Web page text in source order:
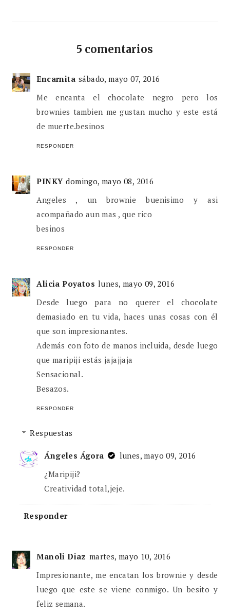
5 comentarios
Encarnita sábado, mayo 07, 2016
Me encanta el chocolate negro pero los
brownies tambien me gustan mucho y este está
de muerte.besinos
RESPONDER
PINKY domingo, mayo 08, 2016
Angeles , un brownie buenisimo y asi
acompañado aun mas , que rico
besinos
RESPONDER
Alicia Poyatos lunes, mayo 09, 2016
Desde luego para no querer el chocolate
demasiado en tu vida, haces unas cosas con él
que son impresionantes.
Además con foto de manos incluida, desde luego
que maripiji estás jajajjaja
Sensacional.
Besazos.
RESPONDER
Respuestas
Ángeles Ágora
lunes, mayo 09, 2016
¿Maripiji?
Creatividad total,jeje.
Responder
Manoli Diaz martes, mayo 10, 2016
Impresionante, me encatan los brownie y desde
luego que este se viene conmigo. Un besito y
feliz semana.